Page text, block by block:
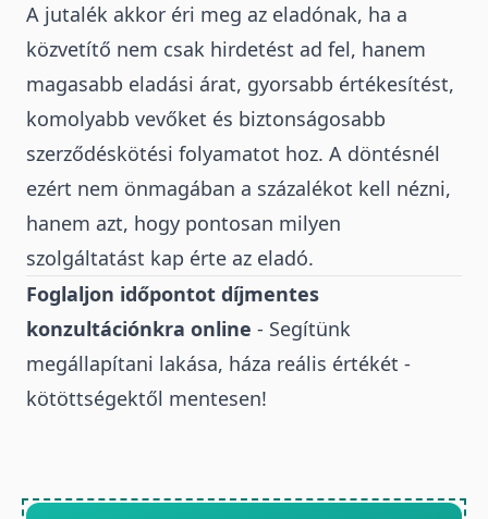
A jutalék akkor éri meg az eladónak, ha a
közvetítő nem csak hirdetést ad fel, hanem
magasabb eladási árat, gyorsabb értékesítést,
komolyabb vevőket és biztonságosabb
szerződéskötési folyamatot hoz. A döntésnél
ezért nem önmagában a százalékot kell nézni,
hanem azt, hogy pontosan milyen
szolgáltatást kap érte az eladó.
Foglaljon időpontot díjmentes
konzultációnkra online - Segítünk
megállapítani lakása, háza reális értékét -
kötöttségektől mentesen!